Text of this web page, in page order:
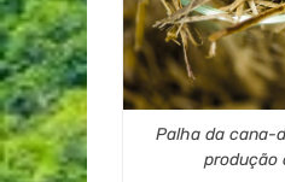
Palha da cana-
produção